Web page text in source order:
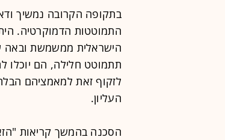
בתקופה הקרובה נמשיך
התמוטטות הדמוקרטיה.
הישראלית ממשמשת ובאה
תתמוטט חלילה, הם יוכלו
לזקוף זאת למאמציהם
העליון.
הסכנה בהמשך קריאות